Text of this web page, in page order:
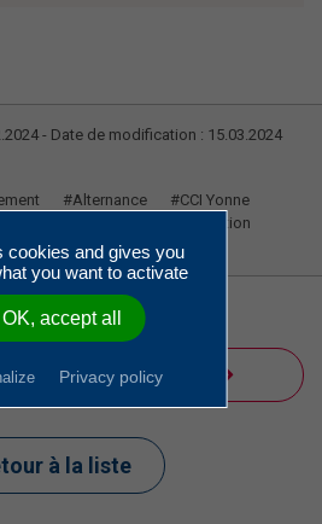
- Date de modification : 15.03.2024
#Alternance
#CCI Yonne
#Formation
#Yonne
à la liste
Suivant
cookies and gives you
you want to activate
accept all
Privacy policy